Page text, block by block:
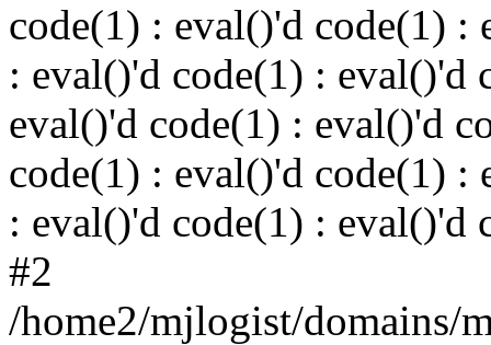
code(1) : eval()'d code(1) :
: eval()'d code(1) : eval()'d
eval()'d code(1) : eval()'d
code(1) : eval()'d code(1) :
: eval()'d code(1) : eval()'d
#2
/home2/mjlogist/domains/